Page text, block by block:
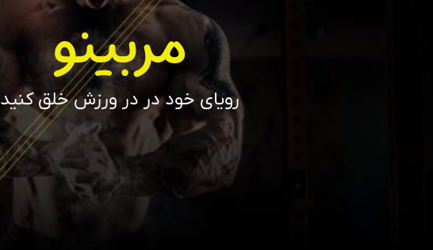
مربینو
رویای خود در در ورزش خلق کنید